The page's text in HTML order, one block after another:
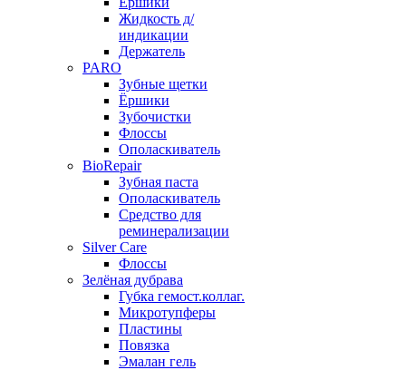
Жидкость д/
индикации
Держатель
PARO
Зубные щетки
Ёршики
Зубочистки
Флоссы
Ополаскиватель
BioRepair
Зубная паста
Ополаскиватель
Средство для
реминерализации
Silver Care
Флоссы
Зелёная дубрава
Губка гемост.коллаг.
Микротупферы
Пластины
Повязка
Эмалан гель